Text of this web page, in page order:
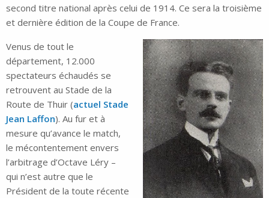
second titre national après celui de 1914. Ce sera la troisième
et dernière édition de la Coupe de France.
Venus de tout le
département, 12.000
spectateurs échaudés se
retrouvent au Stade de la
Route de Thuir (actuel Stade
Jean Laffon). Au fur et à
mesure qu’avance le match,
le mécontentement envers
l’arbitrage d’Octave Léry –
qui n’est autre que le
Président de la toute récente